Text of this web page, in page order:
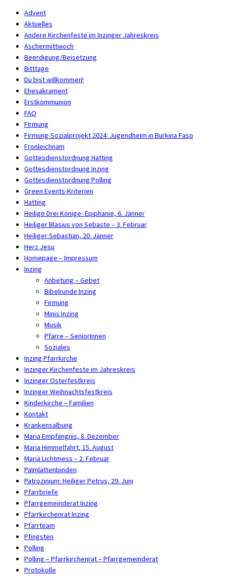
Advent
Aktuelles
Andere Kirchenfeste im Inzinger Jahreskreis
Aschermittwoch
Beerdigung/Beisetzung
Bitttage
Du bist willkommen!
Ehesakrament
Erstkommunion
FAQ
Firmung
Firmung-Sozialprojekt 2024: Jugendheim in Burkina Faso
Fronleichnam
Gottesdienstordnung Hatting
Gottesdienstordnung Inzing
Gottesdienstordnung Polling
Green Events-Kriterien
Hatting
Heilige Drei Könige- Epiphanie, 6. Jänner
Heiliger Blasius von Sebaste – 3. Februar
Heiliger Sebastian, 20. Jänner
Herz Jesu
Homepage – Impressum
Inzing
Anbetung – Gebet
Bibelrunde Inzing
Firmung
Minis Inzing
Musik
Pfarre – SeniorInnen
Soziales
Inzing Pfarrkirche
Inzinger Kirchenfeste im Jahreskreis
Inzinger Osterfestkreis
Inzinger Weihnachtsfestkreis
Kinderkirche – Familien
Kontakt
Krankensalbung
Maria Empfängnis, 8. Dezember
Maria Himmelfahrt, 15. August
Mariä Lichtmess – 2. Februar
Palmlattenbinden
Patrozinium: Heiliger Petrus, 29. Juni
Pfarrbriefe
Pfarrgemeinderat Inzing
Pfarrkirchenrat Inzing
Pfarrteam
Pfingsten
Polling
Polling – Pfarrkirchenrat – Pfarrgemeinderat
Protokolle